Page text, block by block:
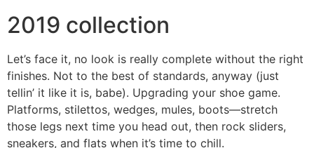
2019 collection
Let’s face it, no look is really complete without the right
finishes. Not to the best of standards, anyway (just
tellin’ it like it is, babe). Upgrading your shoe game.
Platforms, stilettos, wedges, mules, boots—stretch
those legs next time you head out, then rock sliders,
sneakers, and flats when it’s time to chill.